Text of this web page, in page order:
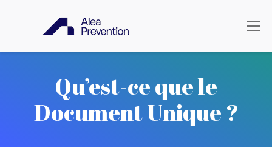
Qu’est-ce que le
Document Unique ?